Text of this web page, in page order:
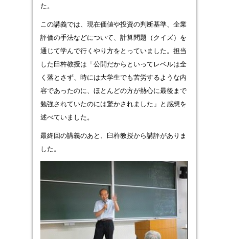
た。
この講義では、現在価値や投資の判断基準、企業
評価の手法などについて、計算問題（クイズ）を
通じて学んで行くやり方をとっていました。担当
した臼杵教授は「公開だからといってレベルは全
く落とさず、時には大学生でも苦労するような内
容であったのに、ほとんどの方が熱心に最後まで
勉強されていたのには驚かされました」と感想を
述べていました。
最終回の講義のあと、臼杵教授から講評がありま
した。